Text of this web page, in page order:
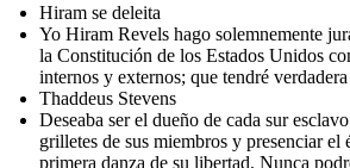
Hiram se deleita
Yo Hiram Revels hago solemnemente
la Constitución de los Estados Unidos
internos y externos; que tendré
Thaddeus Stevens
Deseaba ser el dueño de cada sur
grilletes de sus miembros y presenciar el
primera danza de su libertad. Nunca